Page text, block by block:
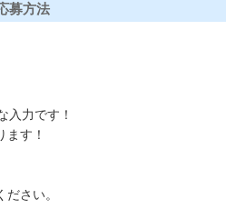
募方法
入力です！
す！
さい。